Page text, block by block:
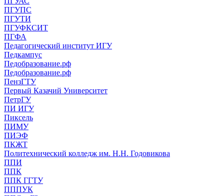
ПГУПС
ПГУТИ
ПГУФКСИТ
ПГФА
Педагогический институт ИГУ
Педкампус
Педобразование.рф
Педобразование.рф
ПензГТУ
Первый Казачий Университет
ПетрГУ
ПИ ИГУ
Пиксель
ПИМУ
ПИЭФ
ПКЖТ
Политехнический колледж им. Н.Н. Годовикова
ППИ
ППК
ППК ГГТУ
ПППУК